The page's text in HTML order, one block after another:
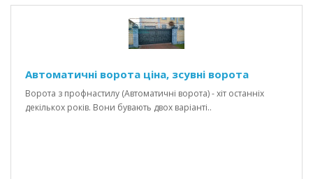
Автоматичні ворота ціна, зсувні ворота
Ворота з профнастилу (Автоматичні ворота) - хіт останніх
декількох років. Вони бувають двох варіанті..